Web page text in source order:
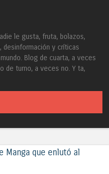
le gusta, fruta, bolazos,
desinformación y críticas
Blog de cuarta, a veces
de turno, a veces no. Y ta,
Manga que enlutó al